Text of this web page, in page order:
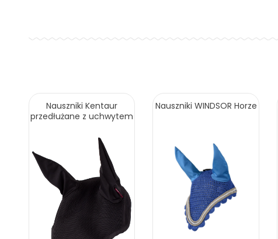
Nauszniki Kentaur
przedłużane z uchwytem
Nauszniki WINDSOR Horze